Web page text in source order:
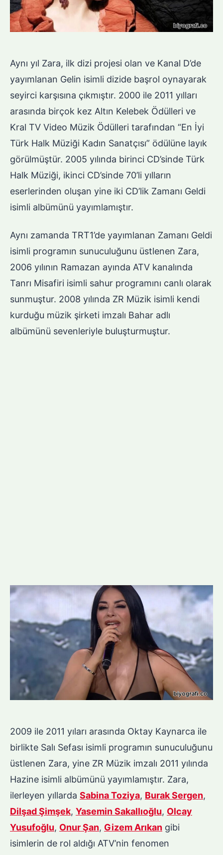
Aynı yıl Zara, ilk dizi projesi olan ve Kanal D’de
yayımlanan Gelin isimli dizide başrol oynayarak
seyirci karşısına çıkmıştır. 2000 ile 2011 yılları
arasında birçok kez Altın Kelebek Ödülleri ve
Kral TV Video Müzik Ödülleri tarafından “En İyi
Türk Halk Müziği Kadın Sanatçısı” ödülüne layık
görülmüştür. 2005 yılında birinci CD’sinde Türk
Halk Müziği, ikinci CD’sinde 70’li yılların
eserlerinden oluşan yine iki CD’lik Zamanı Geldi
isimli albümünü yayımlamıştır.
Aynı zamanda TRT1’de yayımlanan Zamanı Geldi
isimli programın sunuculuğunu üstlenen Zara,
2006 yılının Ramazan ayında ATV kanalında
Tanrı Misafiri isimli sahur programını canlı olarak
sunmuştur. 2008 yılında ZR Müzik isimli kendi
kurduğu müzik şirketi imzalı Bahar adlı
albümünü sevenleriyle buluşturmuştur.
2009 ile 2011 yıları arasında Oktay Kaynarca ile
birlikte Salı Sefası isimli programın sunuculuğunu
üstlenen Zara, yine ZR Müzik imzalı 2011 yılında
Hazine isimli albümünü yayımlamıştır. Zara,
ilerleyen yıllarda Sabina Toziya, Burak Sergen,
Dilşad Şimşek, Yasemin Sakallıoğlu, Olcay
Yusufoğlu, Onur Şan, Gizem Arıkan gibi
isimlerin de rol aldığı ATV’nin fenomen